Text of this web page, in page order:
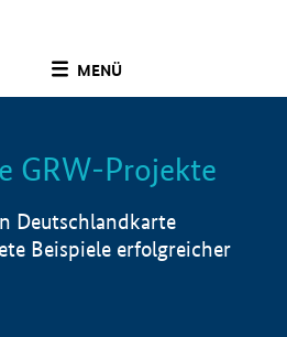
MENÜ
Info
GRW-Projekte
Deutschlandkarte
Beispiele erfolgreicher